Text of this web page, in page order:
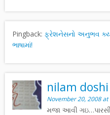
Pingback: ફ્રેશનેસનો અનુભવ ક્યારે
ભાષામાં!
nilam doshi
November 20, 2008 at
મજા આવી